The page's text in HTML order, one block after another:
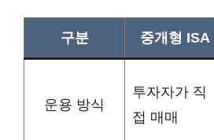
구분 중개형 ISA
운용 방식
투자자가 직
접 매매